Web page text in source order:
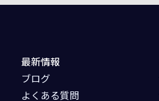
最新情報
ブログ
よくある質問